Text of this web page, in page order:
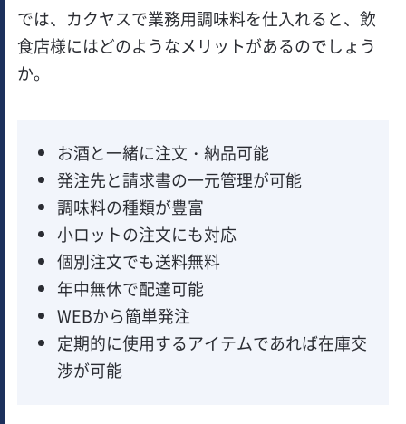
では、カクヤスで業務用調味料を仕入れると、飲
食店様にはどのようなメリットがあるのでしょう
か。
お酒と一緒に注文・納品可能
発注先と請求書の一元管理が可能
調味料の種類が豊富
小ロットの注文にも対応
個別注文でも送料無料
年中無休で配達可能
WEBから簡単発注
定期的に使用するアイテムであれば在庫交
渉が可能